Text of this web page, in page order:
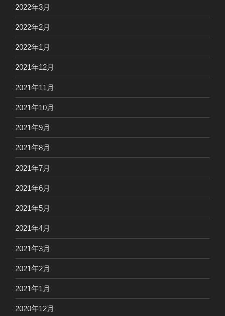
2022年3月
2022年2月
2022年1月
2021年12月
2021年11月
2021年10月
2021年9月
2021年8月
2021年7月
2021年6月
2021年5月
2021年4月
2021年3月
2021年2月
2021年1月
2020年12月